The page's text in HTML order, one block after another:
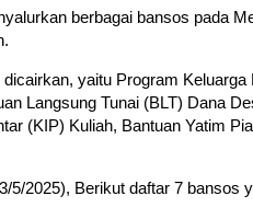
berbagai bansos pada
yaitu Program Keluarga
Langsung Tunai (BLT) Dana
(KIP) Kuliah, Bantuan Yatim
5/2025), Berikut daftar 7 bansos